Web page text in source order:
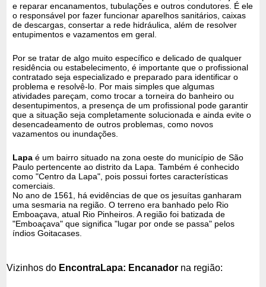
e reparar encanamentos, tubulações e outros condutores. É ele
o responsável por fazer funcionar aparelhos sanitários, caixas
de descargas, consertar a rede hidráulica, além de resolver
entupimentos e vazamentos em geral.
Por se tratar de algo muito específico e delicado de qualquer
residência ou estabelecimento, é importante que o profissional
contratado seja especializado e preparado para identificar o
problema e resolvê-lo. Por mais simples que algumas
atividades pareçam, como trocar a torneira do banheiro ou
desentupimentos, a presença de um profissional pode garantir
que a situação seja completamente solucionada e ainda evite o
desencadeamento de outros problemas, como novos
vazamentos ou inundações.
Lapa é um bairro situado na zona oeste do município de São
Paulo pertencente ao distrito da Lapa. Também é conhecido
como "Centro da Lapa", pois possui fortes características
comerciais.
No ano de 1561, há evidências de que os jesuítas ganharam
uma sesmaria na região. O terreno era banhado pelo Rio
Emboaçava, atual Rio Pinheiros. A região foi batizada de
"Emboaçava" que significa "lugar por onde se passa" pelos
índios Goitacases.
Vizinhos do EncontraLapa: Encanador na região: